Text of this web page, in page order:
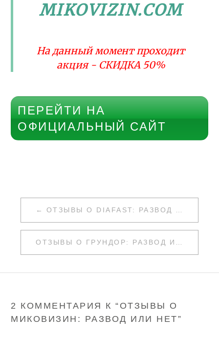
MIKOVIZIN.COM
На данный момент проходит
акция - СКИДКА 50%
ПЕРЕЙТИ НА
ОФИЦИАЛЬНЫЙ САЙТ
НАВИГАЦИЯ
ПО
ЗАПИСЯМ
ОТЗЫВЫ О DIAFAST: РАЗВОД ИЛИ НЕТ
2 КОММЕНТАРИЯ К “ ОТЗЫВЫ О
МИКОВИЗИН: РАЗВОД ИЛИ НЕТ”